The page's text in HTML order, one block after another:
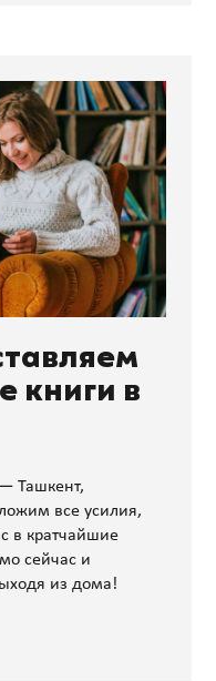
книги в
Ташкент,
все усилия,
в кратчайшие
сейчас и
из дома!